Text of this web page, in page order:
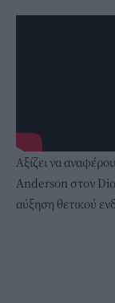
Αξίζει να
Anderson στον
αύξηση θετικού